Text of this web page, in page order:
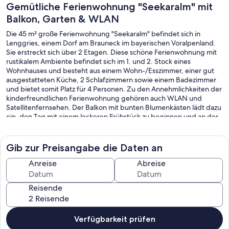
Gemütliche Ferienwohnung "Seekaralm" mit
Balkon, Garten & WLAN
Die 45 m² große Ferienwohnung "Seekaralm" befindet sich in
Lenggries, einem Dorf am Brauneck im bayerischen Voralpenland.
Sie erstreckt sich über 2 Etagen. Diese schöne Ferienwohnung mit
rustikalem Ambiente befindet sich im 1. und 2. Stock eines
Wohnhauses und besteht aus einem Wohn-/Esszimmer, einer gut
ausgestatteten Küche, 2 Schlafzimmern sowie einem Badezimmer
und bietet somit Platz für 4 Personen. Zu den Annehmlichkeiten der
kinderfreundlichen Ferienwohnung gehören auch WLAN und
Satellitenfernsehen. Der Balkon mit bunten Blumenkästen lädt dazu
ein, den Tag mit einem leckeren Frühstück zu beginnen und an der
Sie das atemberaubende Bergpanorama oder nutzen Sie den
großen gemeinschaftlichen Garten zum Entspannen. Ein kleiner
Spielplatz im Garten ist auch für die kleinen Gäste des Hauses der
perfekte Ort zum Spielen. Das nächste Restaurant liegt 550 m von
der Unterkunft entfernt und ein Supermarkt ist 2,2 km oder 3
Autominuten entfernt. Die Pisten Jaudenhang (700 m bzw. 8
Gehminuten) und Draxlhang (900 m bzw. 10 Gehminuten) befinden
sich dank der herrlichen Lage der Ferienwohnung in unmittelbarer
Nähe. Weitere Lifte und Abfahrten im Ski- und Wandergebiet
Langgries/Brauneck sind ebenfalls in nur 3,4 km bzw. 6
Autominuten zu erreichen.
Gib zur Preisangabe die Daten an
Anreise Abreise
Reisende
Verfügbarkeit prüfen